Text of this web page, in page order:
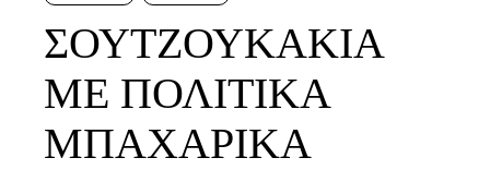
ΣΟΥΤΖΟΥΚΑΚΙΑ
ΜΕ ΠΟΛΙΤΙΚΑ
ΜΠΑΧΑΡΙΚΑ